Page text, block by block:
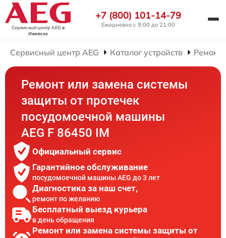
Сервисный центр AEG в
Ижевске
+7 (800) 101-14-79
Ежедневно с 9:00 до 21:00
Сервисный центр AEG Каталог устройств Ремонт
Ремонт или замена системы
защиты от протечек
посудомоечной машины
AEG F 86450 IM
Официальный сервис
Гарантийное обслуживание
посудомоечной машины AEG до 3 лет
Диагностика за наш счет,
ремонт по желанию
Бесплатный выезд курьера
в день обращения
Ремонт или замена системы защиты от